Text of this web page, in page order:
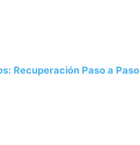
Recuperación Paso a Paso